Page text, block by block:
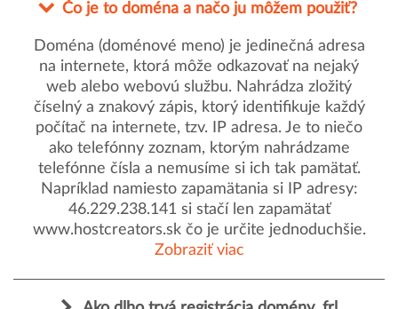
Čo je to doména a načo ju môžem použiť?
Doména (doménové meno) je jedinečná adresa
na internete, ktorá môže odkazovať na nejaký
web alebo webovú službu. Nahrádza zložitý
číselný a znakový zápis, ktorý identifikuje každý
počítač na internete, tzv. IP adresa. Je to niečo
ako telefónny zoznam, ktorým nahrádzame
telefónne čísla a nemusíme si ich tak pamätať.
Napríklad namiesto zapamätania si IP adresy:
46.229.238.141 si stačí len zapamätať
www.hostcreators.sk čo je určite jednoduchšie.
Zobraziť viac